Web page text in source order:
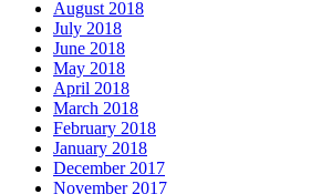
August 2018
July 2018
June 2018
May 2018
April 2018
March 2018
February 2018
January 2018
December 2017
November 2017